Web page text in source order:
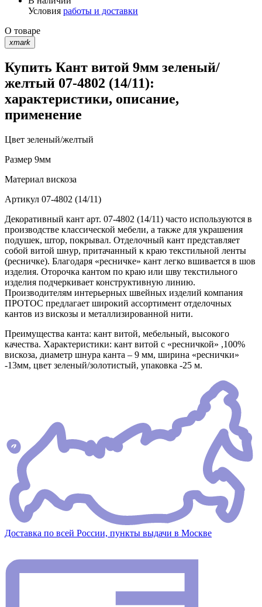
Условия работы и доставки
О товаре
xmark
Купить Кант витой 9мм зеленый/
желтый 07-4802 (14/11):
характеристики, описание,
применение
Цвет зеленый/желтый
Размер 9мм
Материал вискоза
Артикул 07-4802 (14/11)
Декоративный кант арт. 07-4802 (14/11) часто используются в
производстве классической мебели, а также для украшения
подушек, штор, покрывал. Отделочный кант представляет
собой витой шнур, притачанный к краю текстильной ленты
(ресничке). Благодаря «ресничке» кант легко вшивается в шов
изделия. Оторочка кантом по краю или шву текстильного
изделия подчеркивает конструктивную линию.
Производителям интерьерных швейных изделий компания
ПРОТОС предлагает широкий ассортимент отделочных
кантов из вискозы и металлизированной нити.
Преимущества канта: кант витой, мебельный, высокого
качества. Характеристики: кант витой с «ресничкой» ,100%
вискоза, диаметр шнура канта – 9 мм, ширина «реснички»
-13мм, цвет зеленый/золотистый, упаковка -25 м.
Доставка по всей России, пункты выдачи в Москве